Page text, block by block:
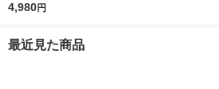
ガス火対応 KFOー028
用
4,980円
最近見た商品